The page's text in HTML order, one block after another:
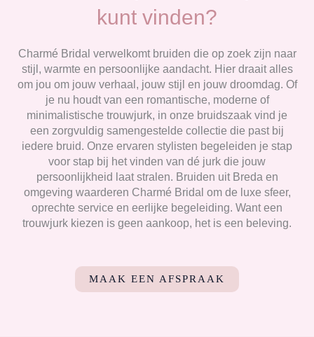
kunt vinden?
Charmé Bridal verwelkomt bruiden die op zoek zijn naar
stijl, warmte en persoonlijke aandacht. Hier draait alles
om jou om jouw verhaal, jouw stijl en jouw droomdag. Of
je nu houdt van een romantische, moderne of
minimalistische trouwjurk, in onze bruidszaak vind je
een zorgvuldig samengestelde collectie die past bij
iedere bruid. Onze ervaren stylisten begeleiden je stap
voor stap bij het vinden van dé jurk die jouw
persoonlijkheid laat stralen. Bruiden uit Breda en
omgeving waarderen Charmé Bridal om de luxe sfeer,
oprechte service en eerlijke begeleiding. Want een
trouwjurk kiezen is geen aankoop, het is een beleving.
MAAK EEN AFSPRAAK